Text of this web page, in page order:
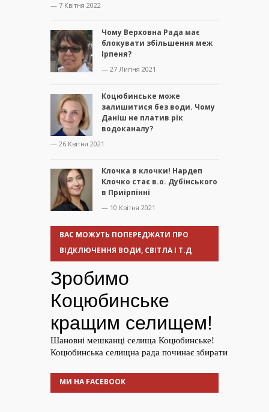
— 7 Квітня 2022
Чому Верховна Рада має
блокувати збільшення меж
Ірпеня?
— 27 Липня 2021
Коцюбинське може
залишитися без води. Чому
Даніш не платив рік
водоканалу?
— 26 Квітня 2021
Клочка в клочки! Нардеп
Клочко стає в.о. Дубінського
в Приірпінні
— 10 Квітня 2021
ВАС МОЖУТЬ ПОПЕРЕДЖАТИ ПРО
ВІДКЛЮЧЕННЯ ВОДИ, СВІТЛА І Т.Д
МИ НА FACEBOOK